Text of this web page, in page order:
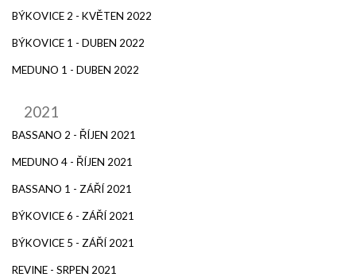
BÝKOVICE 2 - KVĚTEN 2022
BÝKOVICE 1 - DUBEN 2022
MEDUNO 1 - DUBEN 2022
2021
BASSANO 2 - ŘÍJEN 2021
MEDUNO 4 - ŘÍJEN 2021
BASSANO 1 - ZÁŘÍ 2021
BÝKOVICE 6 - ZÁŘÍ 2021
BÝKOVICE 5 - ZÁŘÍ 2021
REVINE - SRPEN 2021